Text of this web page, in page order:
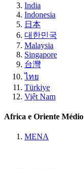
India
Indonesia
日本
대한민국
Malaysia
Singapore
台灣
ไทย
Türkiye
Việt Nam
Africa e Oriente Médio
MENA